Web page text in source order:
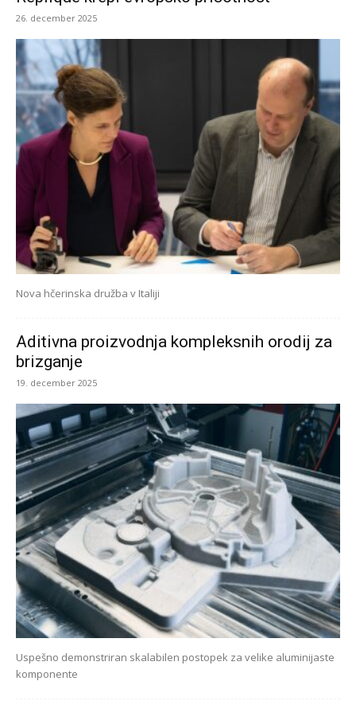
26. december 2025
Nova hčerinska družba v Italiji
Aditivna proizvodnja kompleksnih orodij za
brizganje
19. december 2025
Uspešno demonstriran skalabilen postopek za velike aluminijaste
komponente